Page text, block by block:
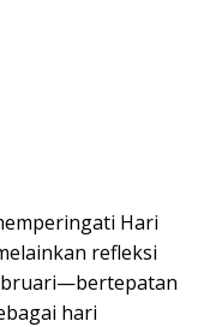
Hari
refleksi
hari